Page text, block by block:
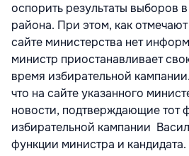
оспорить результаты выборов
района. При этом, как
сайте министерства нет
министр приостанавливает
время избирательной
что на сайте указанного
новости, подтверждающие тот
избирательной кампании
функции министра и кандидата.